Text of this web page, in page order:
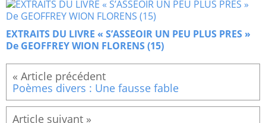
EXTRAITS DU LIVRE « S’ASSEOIR UN PEU PLUS PRES »
De GEOFFREY WION FLORENS (15)
Poèmes divers : Une fausse fable